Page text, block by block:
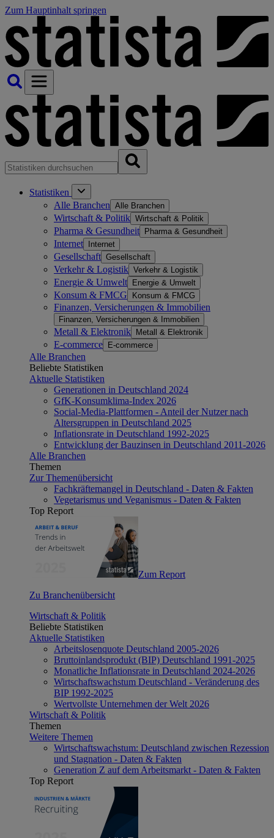
Zum Hauptinhalt springen
Statistiken
Alle Branchen Alle Branchen
Wirtschaft & Politik Wirtschaft & Politik
Pharma & Gesundheit Pharma & Gesundheit
Internet Internet
Gesellschaft Gesellschaft
Verkehr & Logistik Verkehr & Logistik
Energie & Umwelt Energie & Umwelt
Konsum & FMCG Konsum & FMCG
Finanzen, Versicherungen & Immobilien
Finanzen, Versicherungen & Immobilien
Metall & Elektronik Metall & Elektronik
E-commerce E-commerce
Alle Branchen
Beliebte Statistiken
Aktuelle Statistiken
Generationen in Deutschland 2024
GfK-Konsumklima-Index 2026
Social-Media-Plattformen - Anteil der Nutzer nach
Altersgruppen in Deutschland 2025
Inflationsrate in Deutschland 1992-2025
Entwicklung der Bauzinsen in Deutschland 2011-2026
Alle Branchen
Themen
Zur Themenübersicht
Fachkräftemangel in Deutschland - Daten & Fakten
Vegetarismus und Veganismus - Daten & Fakten
Top Report
Zum Report
Zu Branchenübersicht
Wirtschaft & Politik
Beliebte Statistiken
Aktuelle Statistiken
Arbeitslosenquote Deutschland 2005-2026
Bruttoinlandsprodukt (BIP) Deutschland 1991-2025
Monatliche Inflationsrate in Deutschland 2024-2026
Wirtschaftswachstum Deutschland - Veränderung des
BIP 1992-2025
Wertvollste Unternehmen der Welt 2026
Wirtschaft & Politik
Themen
Weitere Themen
Wirtschaftswachstum: Deutschland zwischen Rezession
und Stagnation - Daten & Fakten
Generation Z auf dem Arbeitsmarkt - Daten & Fakten
Top Report